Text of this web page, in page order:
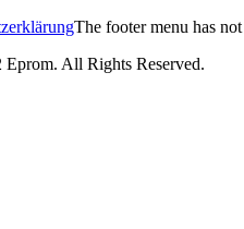
The footer menu has
All Rights Reserved.